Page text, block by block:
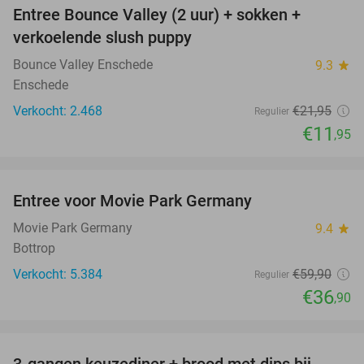
Entree Bounce Valley (2 uur) + sokken +
verkoelende slush puppy
Bounce Valley Enschede 9.3 star
Enschede
Verkocht: 2.468
Regulier €21,95
€11 ,95
Entree voor Movie Park Germany
Movie Park Germany 9.4 star
Bottrop
Verkocht: 5.384
Regulier €59,90
€36,90